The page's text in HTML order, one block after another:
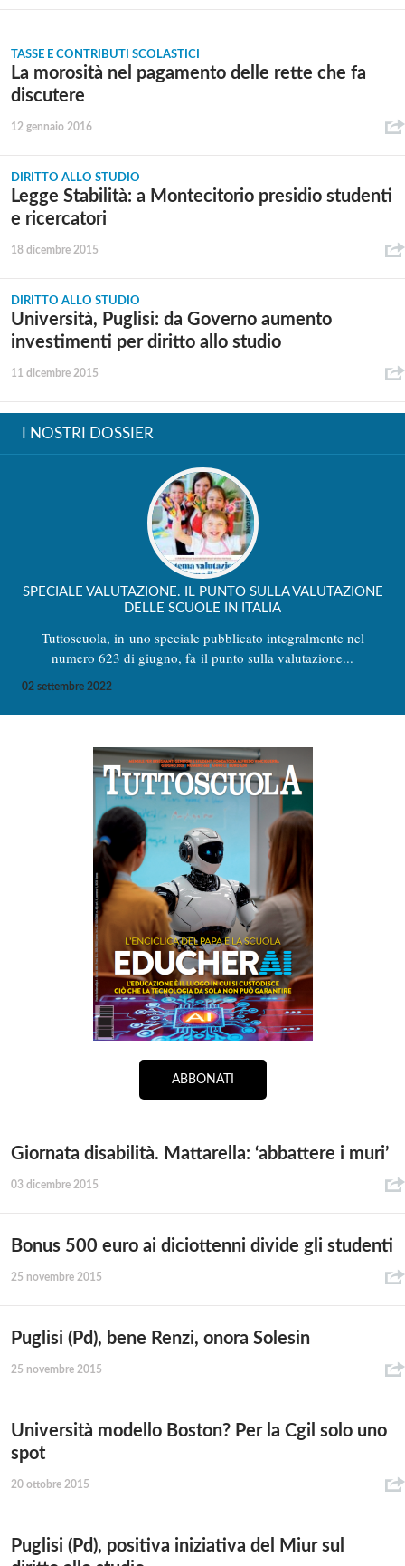
TASSE E CONTRIBUTI SCOLASTICI
La morosità nel pagamento delle rette che fa
discutere
12 gennaio 2016
DIRITTO ALLO STUDIO
Legge Stabilità: a Montecitorio presidio studenti
e ricercatori
18 dicembre 2015
DIRITTO ALLO STUDIO
Università, Puglisi: da Governo aumento
investimenti per diritto allo studio
11 dicembre 2015
I NOSTRI DOSSIER
SPECIALE VALUTAZIONE. IL PUNTO SULLA VALUTAZIONE
DELLE SCUOLE IN ITALIA
Tuttoscuola, in uno speciale pubblicato integralmente nel
numero 623 di giugno, fa il punto sulla valutazione...
02 settembre 2022
ABBONATI
Giornata disabilità. Mattarella: ‘abbattere i muri’
03 dicembre 2015
Bonus 500 euro ai diciottenni divide gli studenti
25 novembre 2015
Puglisi (Pd), bene Renzi, onora Solesin
25 novembre 2015
Università modello Boston? Per la Cgil solo uno
spot
20 ottobre 2015
Puglisi (Pd), positiva iniziativa del Miur sul